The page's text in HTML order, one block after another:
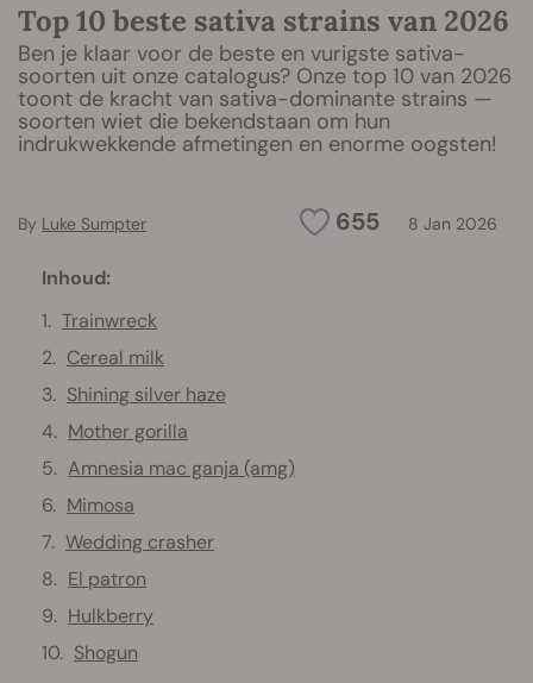
Top 10 beste sativa strains van 2026
Ben je klaar voor de beste en vurigste sativa-
soorten uit onze catalogus? Onze top 10 van 2026
toont de kracht van sativa-dominante strains —
soorten wiet die bekendstaan om hun
indrukwekkende afmetingen en enorme oogsten!
655 8 Jan 2026
By Luke Sumpter
Inhoud:
Trainwreck
Cereal milk
Shining silver haze
Mother gorilla
Amnesia mac ganja (amg)
Mimosa
Wedding crasher
El patron
Hulkberry
Shogun